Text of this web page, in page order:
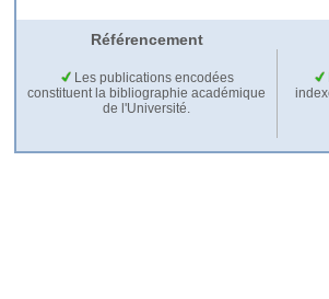
Référencement
Les publications encodées
constituent la bibliographie académique
de l'Université.